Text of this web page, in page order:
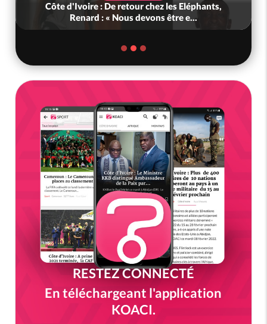
Côte d'Ivoire : De retour chez les Eléphants,
Renard : « Nous devons être e...
RESTEZ CONNECTÉ
En téléchargeant l'application
KOACI.